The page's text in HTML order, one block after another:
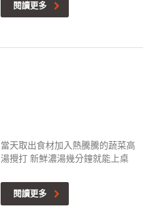
閱讀更多
當天取出食材加入熱騰騰的蔬菜高
湯攪打 新鮮濃湯幾分鐘就能上桌
閱讀更多